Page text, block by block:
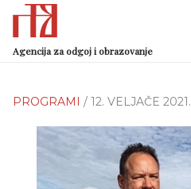
Agencija za odgoj i obrazovanje
PROGRAMI / 12. VELJAČE 2021.